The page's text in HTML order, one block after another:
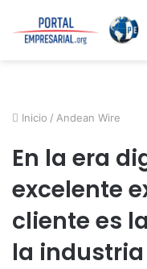
Inicio / Andean Wire
En la era
excelente
cliente es
la